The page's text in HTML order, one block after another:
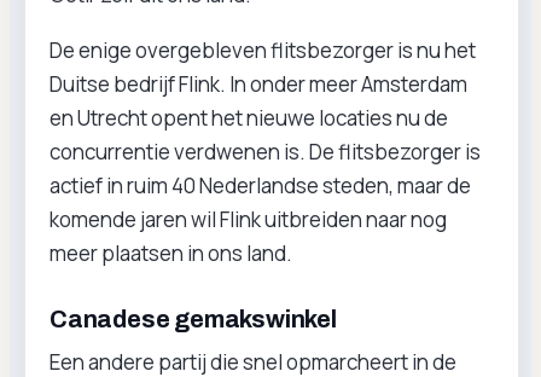
De enige overgebleven flitsbezorger is nu het
Duitse bedrijf Flink. In onder meer Amsterdam
en Utrecht opent het nieuwe locaties nu de
concurrentie verdwenen is. De flitsbezorger is
actief in ruim 40 Nederlandse steden, maar de
komende jaren wil Flink uitbreiden naar nog
meer plaatsen in ons land.
Canadese gemakswinkel
Een andere partij die snel opmarcheert in de